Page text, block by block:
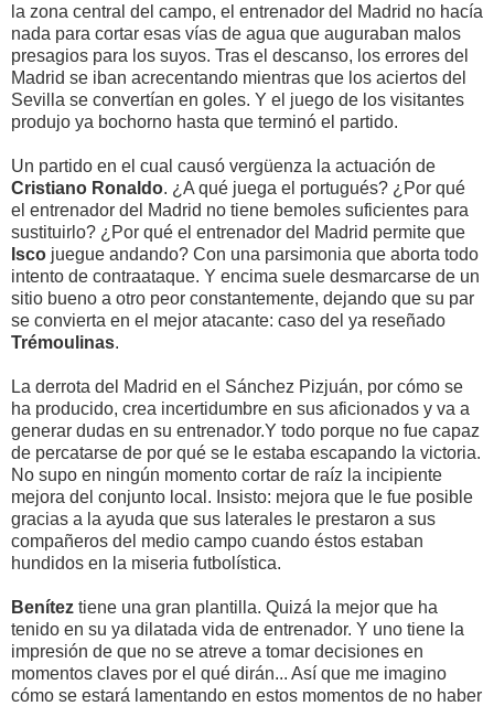
la zona central del campo, el entrenador del Madrid no hacía
nada para cortar esas vías de agua que auguraban malos
presagios para los suyos. Tras el descanso, los errores del
Madrid se iban acrecentando mientras que los aciertos del
Sevilla se convertían en goles. Y el juego de los visitantes
produjo ya bochorno hasta que terminó el partido.
Un partido en el cual causó vergüenza la actuación de
Cristiano Ronaldo. ¿A qué juega el portugués? ¿Por qué
el entrenador del Madrid no tiene bemoles suficientes para
sustituirlo? ¿Por qué el entrenador del Madrid permite que
Isco juegue andando? Con una parsimonia que aborta todo
intento de contraataque. Y encima suele desmarcarse de un
sitio bueno a otro peor constantemente, dejando que su par
se convierta en el mejor atacante: caso del ya reseñado
Trémoulinas.
La derrota del Madrid en el Sánchez Pizjuán, por cómo se
ha producido, crea incertidumbre en sus aficionados y va a
generar dudas en su entrenador.Y todo porque no fue capaz
de percatarse de por qué se le estaba escapando la victoria.
No supo en ningún momento cortar de raíz la incipiente
mejora del conjunto local. Insisto: mejora que le fue posible
gracias a la ayuda que sus laterales le prestaron a sus
compañeros del medio campo cuando éstos estaban
hundidos en la miseria futbolística.
Benítez tiene una gran plantilla. Quizá la mejor que ha
tenido en su ya dilatada vida de entrenador. Y uno tiene la
impresión de que no se atreve a tomar decisiones en
momentos claves por el qué dirán... Así que me imagino
cómo se estará lamentando en estos momentos de no haber